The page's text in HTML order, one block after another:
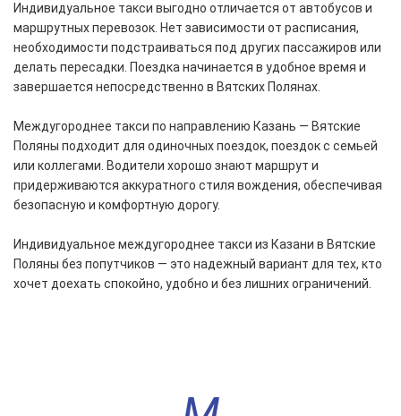
Индивидуальное такси выгодно отличается от автобусов и
маршрутных перевозок. Нет зависимости от расписания,
необходимости подстраиваться под других пассажиров или
делать пересадки. Поездка начинается в удобное время и
завершается непосредственно в Вятских Полянах.
Междугороднее такси по направлению Казань — Вятские
Поляны подходит для одиночных поездок, поездок с семьей
или коллегами. Водители хорошо знают маршрут и
придерживаются аккуратного стиля вождения, обеспечивая
безопасную и комфортную дорогу.
Индивидуальное междугороднее такси из Казани в Вятские
Поляны без попутчиков — это надежный вариант для тех, кто
хочет доехать спокойно, удобно и без лишних ограничений.